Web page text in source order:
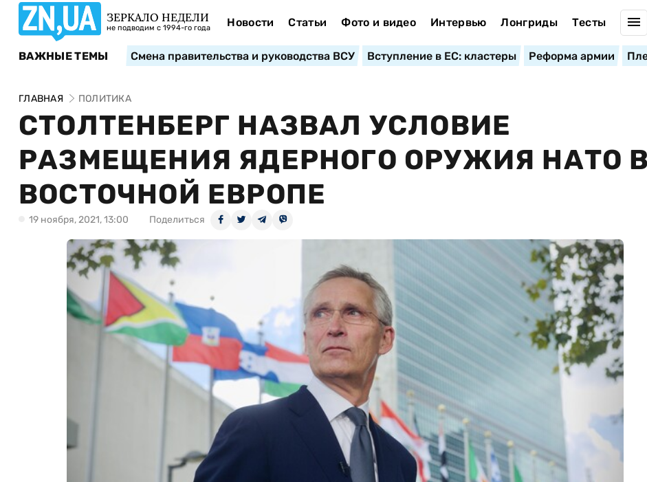
ЗЕРКАЛО НЕДЕЛИ
не подводим с 1994-го года Новости Статьи Фото и видео Интервью Лонгриды Тесты
ВАЖНЫЕ ТЕМЫ Смена правительства и руководства ВСУ Вступление в ЕС: кластеры Реформа армии
ГЛАВНАЯ ПОЛИТИКА
СТОЛТЕНБЕРГ НАЗВАЛ УСЛОВИЕ
РАЗМЕЩЕНИЯ ЯДЕРНОГО ОРУЖИЯ НАТО В
ВОСТОЧНОЙ ЕВРОПЕ
19 ноября, 2021, 13:00 Поделиться